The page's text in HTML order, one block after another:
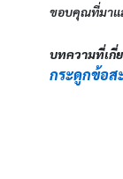
ขอบคุณที่มาแ
บทความที่เกี่
กระดูกข้อส